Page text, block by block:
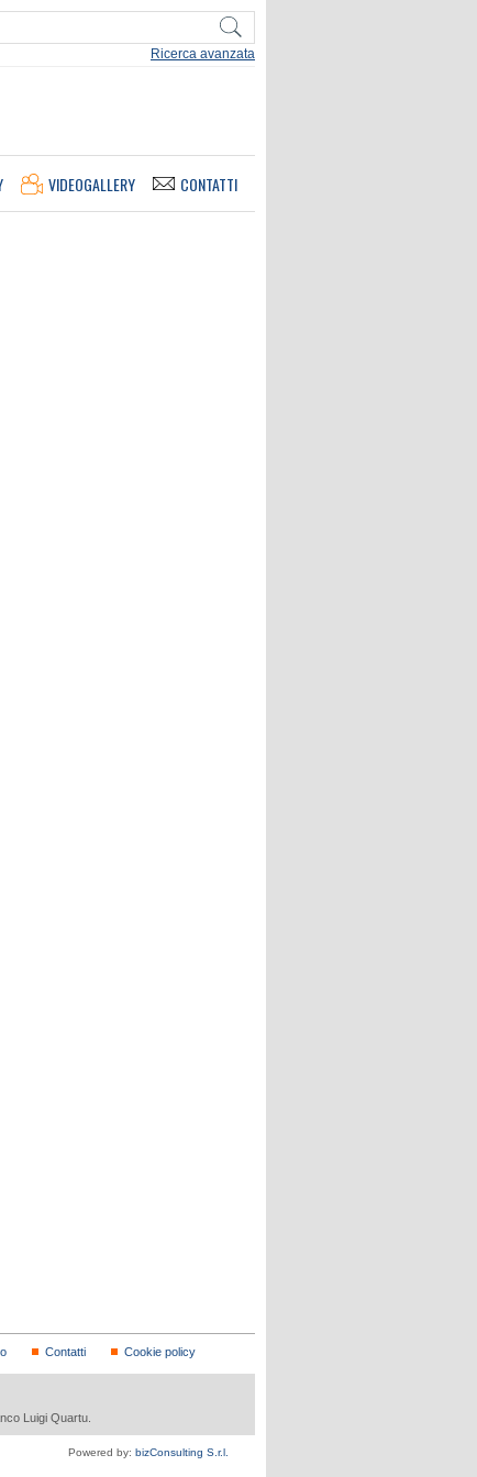
Ricerca avanzata
VIDEOGALLERY CONTATTI
Contatti Cookie policy
Luigi Quartu.
Powered by: bizConsulting S.r.l.